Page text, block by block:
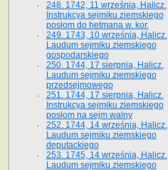
248. 1742, 11 września, Halicz.
Instrukcya sejmiku ziemskiego
posłom do hetmana w. kor.
249. 1743, 10 września, Halicz.
Laudum sejmiku ziemskiego
gospodarskiego
250. 1744, 17 sierpnia, Halicz.
Laudum sejmiku ziemskiego
przedsejmowego
251. 1744, 17 sierpnia, Halicz.
Instrukcya sejmiku ziemskiego
posłom na sejm walny
252. 1744, 14 września, Halicz.
Laudum sejmiku ziemskiego
deputackiego
253. 1745, 14 września, Halicz.
Laudum sejmiku ziemskiego